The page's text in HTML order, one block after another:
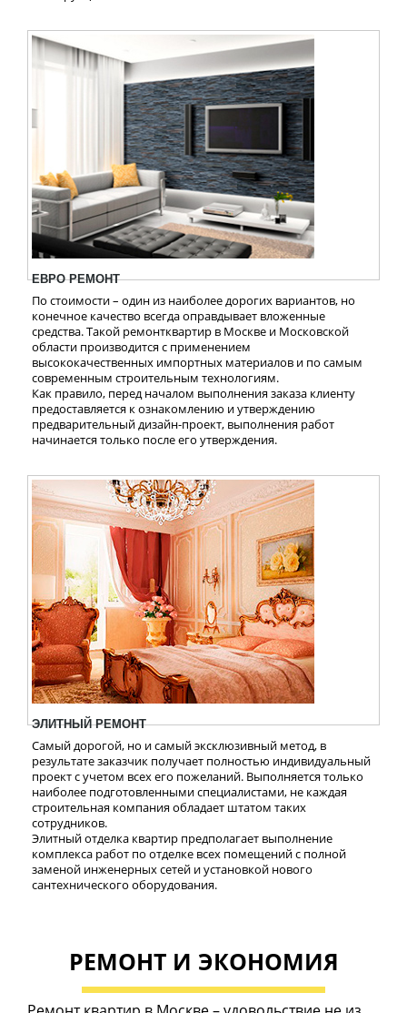
ЕВРО РЕМОНТ
По стоимости – один из наиболее дорогих вариантов, но
конечное качество всегда оправдывает вложенные
средства. Такой ремонтквартир в Москве и Московской
области производится с применением
высококачественных импортных материалов и по самым
современным строительным технологиям.
Как правило, перед началом выполнения заказа клиенту
предоставляется к ознакомлению и утверждению
предварительный дизайн-проект, выполнения работ
начинается только после его утверждения.
ЭЛИТНЫЙ РЕМОНТ
Самый дорогой, но и самый эксклюзивный метод, в
результате заказчик получает полностью индивидуальный
проект с учетом всех его пожеланий. Выполняется только
наиболее подготовленными специалистами, не каждая
строительная компания обладает штатом таких
сотрудников.
Элитный отделка квартир предполагает выполнение
комплекса работ по отделке всех помещений с полной
заменой инженерных сетей и установкой нового
сантехнического оборудования.
РЕМОНТ И ЭКОНОМИЯ